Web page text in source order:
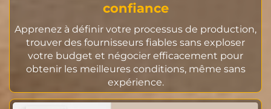
confiance
Apprenez à définir votre processus de production,
trouver des fournisseurs fiables sans exploser
votre budget et négocier efficacement pour
obtenir les meilleures conditions, même sans
expérience.